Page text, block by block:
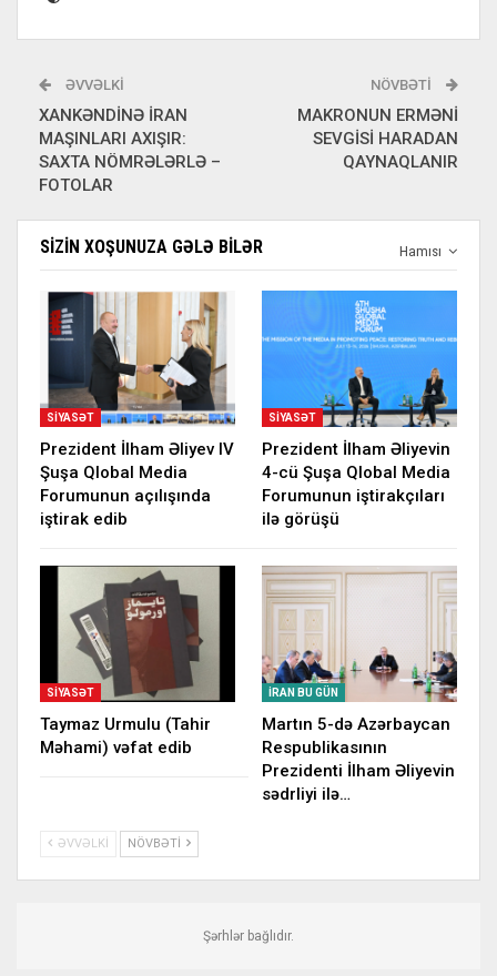
ƏVVƏLKI
XANKƏNDİNƏ İRAN
MAŞINLARI AXIŞIR:
SAXTA NÖMRƏLƏRLƏ –
FOTOLAR
NÖVBƏTI
MAKRONUN ERMƏNİ
SEVGİSİ HARADAN
QAYNAQLANIR
Hamısı
SIZIN XOŞUNUZA GƏLƏ BILƏR
SIYASƏT
Prezident İlham Əliyev IV
Şuşa Qlobal Media
Forumunun açılışında
iştirak edib
SIYASƏT
Prezident İlham Əliyevin
4-cü Şuşa Qlobal Media
Forumunun iştirakçıları
ilə görüşü
SIYASƏT
Taymaz Urmulu (Tahir
Məhami) vəfat edib
İRAN BU GÜN
Martın 5-də Azərbaycan
Respublikasının
Prezidenti İlham Əliyevin
sədrliyi ilə…
ƏVVƏLKI NÖVBƏTI
Şərhlər bağlıdır.